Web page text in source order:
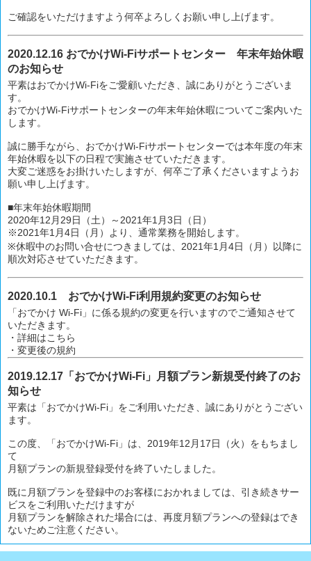
ご確認をいただけますよう何卒よろしくお願い申し上げます。
2020.12.16 おでかけWi-Fiサポートセンター 年末年始休暇
のお知らせ
平素はおでかけWi-Fiをご愛顧いただき、誠にありがとうございま
す。
おでかけWi-Fiサポートセンターの年末年始休暇についてご案内いた
します。
誠に勝手ながら、おでかけWi-Fiサポートセンターでは本年度の年末
年始休暇を以下の日程で実施させていただきます。
大変ご迷惑をお掛けいたしますが、何卒ご了承くださいますようお
願い申し上げます。
■年末年始休暇期間
2020年12月29日（土）～2021年1月3日（日）
※2021年1月4日（月）より、通常業務を開始します。
※休暇中のお問い合せにつきましては、2021年1月4日（月）以降に
順次対応させていただきます。
2020.10.1 おでかけWi-Fi利用規約変更のお知らせ
「おでかけ Wi-Fi」に係る規約の変更を行いますのでご通知させて
いただきます。
・ 詳細はこちら
・ 変更後の規約
2019.12.17「おでかけWi-Fi」月額プラン新規受付終了のお
知らせ
平素は「おでかけWi-Fi」をご利用いただき、誠にありがとうござい
ます。
この度、「おでかけWi-Fi」は、2019年12月17日（火）をもちまし
て
月額プランの新規登録受付を終了いたしました。
既に月額プランを登録中のお客様におかれましては、引き続きサー
ビスをご利用いただけますが
月額プランを解除された場合には、再度月額プランへの登録はでき
ないためご注意ください。